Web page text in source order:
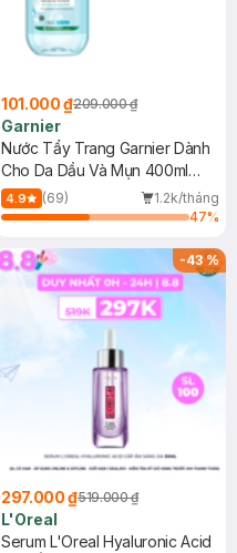
101.000 ₫209.000 ₫
Garnier
Nước Tẩy Trang Garnier Dành
Cho Da Dầu Và Mụn 400ml
(Mới)
4.9 (69)
1.2k/tháng
47%
-43%
297.000 ₫519.000 ₫
L'Oreal
Serum L'Oreal Hyaluronic Acid